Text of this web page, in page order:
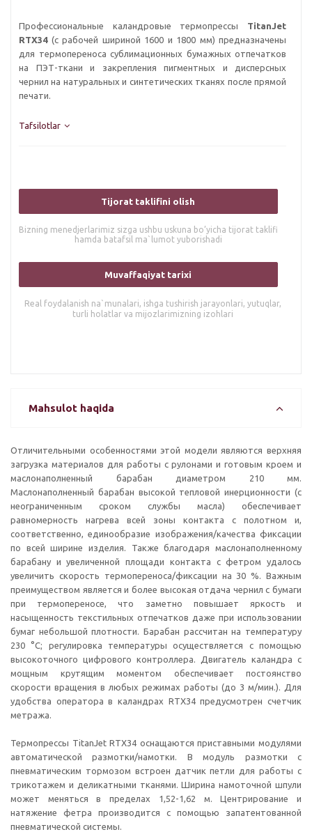
Профессиональные каландровые термопрессы TitanJet
RTX34(с рабочей шириной 1600 и 1800 мм) предназначены
для термопереноса сублимационных бумажных отпечатков
на ПЭТ-ткани и закрепления пигментных и дисперсных
чернил на натуральных и синтетических тканях после прямой
печати.
Tafsilotlar
Tijorat taklifini olish
Bizning menedjerlarimiz sizga ushbu uskuna bo’yicha tijorat taklifi
hamda batafsil ma`lumot yuborishadi
Muvaffaqiyat tarixi
Real foydalanish na`munalari, ishga tushirish jarayonlari, yutuqlar,
turli holatlar va mijozlarimizning izohlari
Mahsulot haqida
Отличительными особенностями этой модели являются верхняя
загрузка материалов для работы с рулонами и готовым кроем и
маслонаполненный барабан диаметром 210 мм.
Маслонаполненный барабан высокой тепловой инерционности (с
неограниченным сроком службы масла) обеспечивает
равномерность нагрева всей зоны контакта с полотном и,
соответственно, единообразие изображения/качества фиксации
по всей ширине изделия. Также благодаря маслонаполненному
барабану и увеличенной площади контакта с фетром удалось
увеличить скорость термопереноса/фиксации на 30 %. Важным
преимуществом является и более высокая отдача чернил с бумаги
при термопереносе, что заметно повышает яркость и
насыщенность текстильных отпечатков даже при использовании
бумаг небольшой плотности. Барабан рассчитан на температуру
230 °С; регулировка температуры осуществляется с помощью
высокоточного цифрового контроллера. Двигатель каландра с
мощным крутящим моментом обеспечивает постоянство
скорости вращения в любых режимах работы (до 3 м/мин.). Для
удобства оператора в каландрах RTX34 предусмотрен счетчик
метража.
Термопрессы TitanJet RTX34 оснащаются приставными модулями
автоматической размотки/намотки. В модуль размотки с
пневматическим тормозом встроен датчик петли для работы с
трикотажем и деликатными тканями. Ширина намоточной шпули
может меняться в пределах 1,52-1,62 м. Центрирование и
натяжение фетра производится с помощью запатентованной
пневматической системы.